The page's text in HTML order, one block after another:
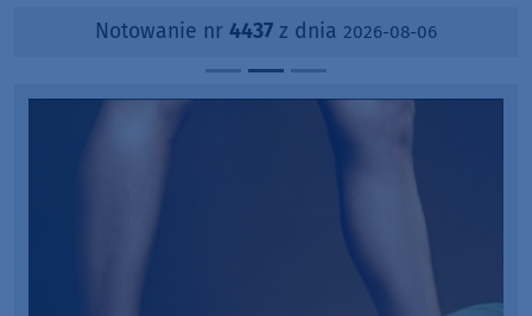
Notowanie nr 4437 z dnia 2026-08-06